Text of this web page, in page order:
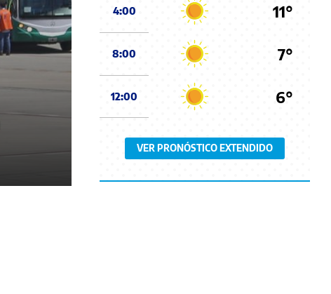
4:00 11°
8:00 7°
12:00 6°
VER PRONÓSTICO EXTENDIDO